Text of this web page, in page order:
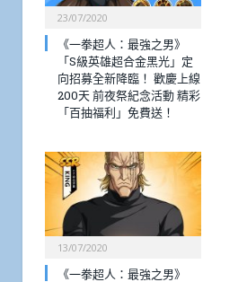
23/07/2020
《一拳超人：最強之男》
「S級英雄超合金黑光」定
向招募全新降臨！ 歡慶上線
200天 前夜祭紀念活動 精彩
「百抽福利」免費送！
13/07/2020
《一拳超人：最強之男》